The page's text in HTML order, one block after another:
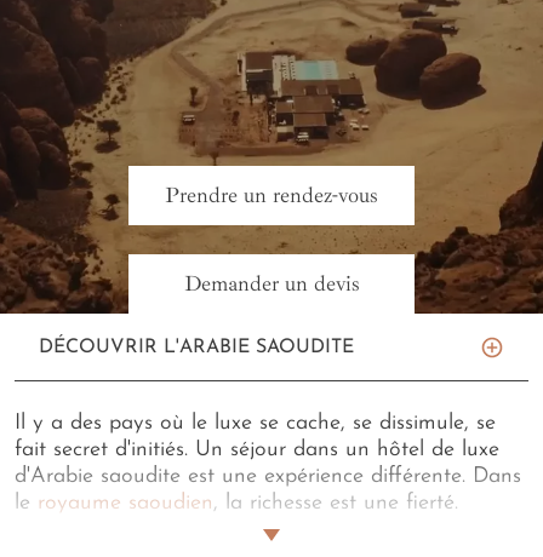
Prendre un rendez-vous
Demander un devis
DÉCOUVRIR L'ARABIE SAOUDITE
Il y a des pays où le luxe se cache, se dissimule, se
fait secret d'initiés. Un séjour dans un hôtel de luxe
d'Arabie saoudite est une expérience différente. Dans
le royaume saoudien, la richesse est une fierté.
L'opulence, un partage. Pas de minimalisme étudié